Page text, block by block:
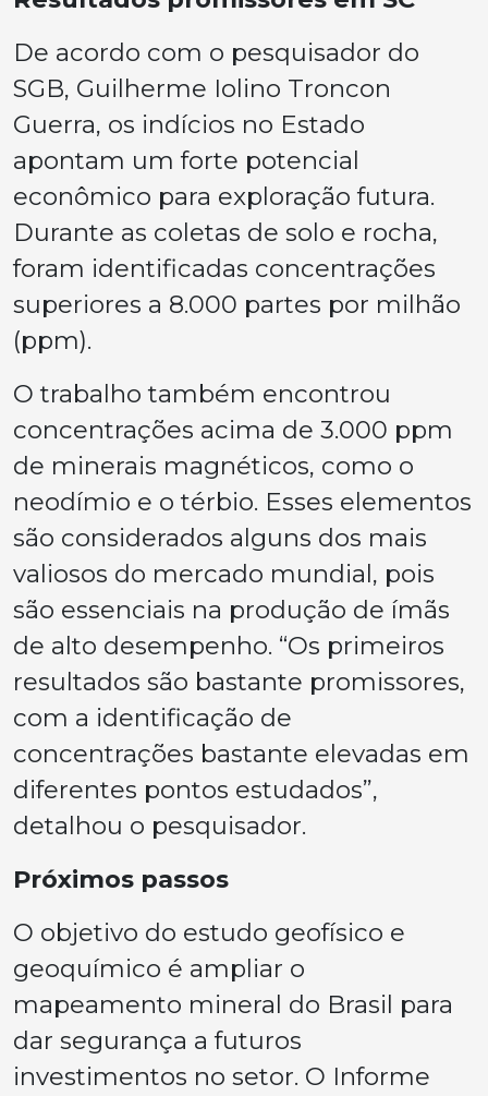
De acordo com o pesquisador do
SGB, Guilherme Iolino Troncon
Guerra, os indícios no Estado
apontam um forte potencial
econômico para exploração futura.
Durante as coletas de solo e rocha,
foram identificadas concentrações
superiores a 8.000 partes por milhão
(ppm).
O trabalho também encontrou
concentrações acima de 3.000 ppm
de minerais magnéticos, como o
neodímio e o térbio. Esses elementos
são considerados alguns dos mais
valiosos do mercado mundial, pois
são essenciais na produção de ímãs
de alto desempenho. “Os primeiros
resultados são bastante promissores,
com a identificação de
concentrações bastante elevadas em
diferentes pontos estudados”,
detalhou o pesquisador.
Próximos passos
O objetivo do estudo geofísico e
geoquímico é ampliar o
mapeamento mineral do Brasil para
dar segurança a futuros
investimentos no setor. O Informe